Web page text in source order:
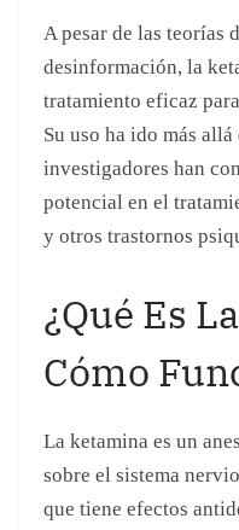
¿Qué Es
Cómo
depresión que pueden
efecto. La ketamina
glutamato, un
Uso